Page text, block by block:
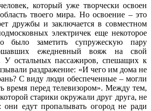
который уже творчески освоен
твоего мира. Но освоение – это
дружбы и заключается в совместном
электричек еще некоторое
было заметить супружескую пару
ежедневный вояж на свой
У остальных пассажиров, спешащих к
раздражение: «И чего им дома не
С виду люди обеспеченные – могли
время перед телевизором». Между тем,
которой старики окружали друг друга, не
они едут пропалывать огород не ради